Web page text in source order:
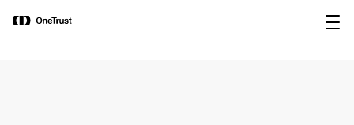
OneTrust nommée « Visionnaire »
dans le Magic Quadrant™ 2026 de
Gartner® pour les plateformes de